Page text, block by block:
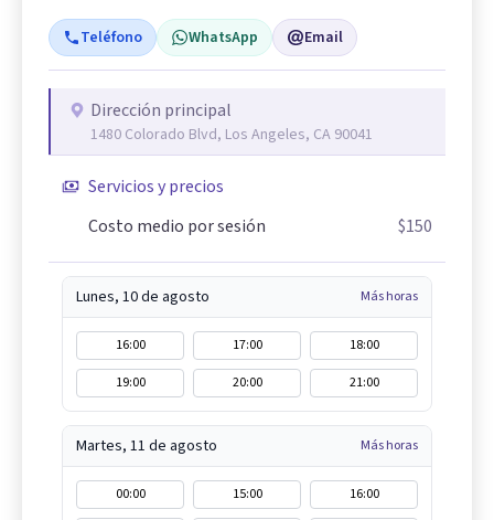
Teléfono WhatsApp Email
Dirección principal
1480 Colorado Blvd, Los Angeles, CA 90041
Servicios y precios
Costo medio por sesión
$150
Lunes, 10 de agosto Más horas
16:00 17:00
18:00
19:00
20:00 21:00
Martes, 11 de agosto Más horas
00:00 15:00
16:00